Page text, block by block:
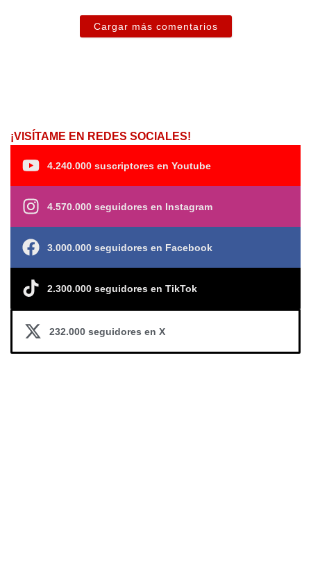
Cargar más comentarios
¡VISÍTAME EN REDES SOCIALES!
4.240.000 suscriptores en Youtube
4.570.000 seguidores en Instagram
3.000.000 seguidores en Facebook
2.300.000 seguidores en TikTok
232.000 seguidores en X